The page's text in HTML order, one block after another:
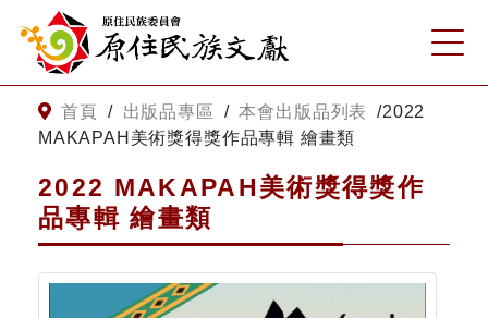
跳到主要內容
網站導覽
客服諮詢
首頁 / 出版品專區 / 本會出版品列表 /2022
MAKAPAH美術獎得獎作品專輯 繪畫類
2022 MAKAPAH美術獎得獎作
品專輯 繪畫類